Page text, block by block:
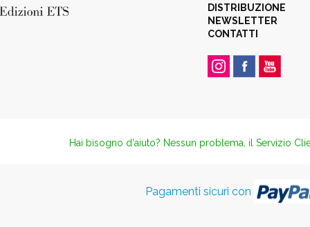
DISTRIBUZIONE
NEWSLETTER
CONTATTI
Hai bisogno d'aiuto? Nessun problema, il Servizio
Pagamenti sicuri con